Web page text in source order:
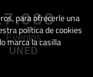
Eventos
UNED
para ofrecerle una
política de cookies
marca la casilla